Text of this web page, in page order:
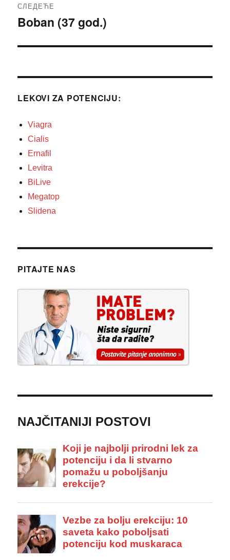
СЛЕДЕЋЕ
Следећи
Boban (37 god.)
LEKOVI ZA POTENCIJU:
Viagra
Cialis
Ernafil
Levitra
BiLive
Megatop
Slidena
PITAJTE NAS
NAJČITANIJI POSTOVI